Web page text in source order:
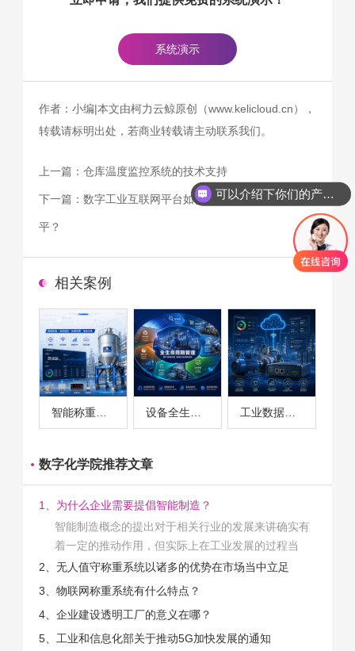
系统演示
作者：小编|本文由柯力云鲸原创（www.kelicloud.cn），
转载请标明出处，若商业转载请主动联系我们。
上一篇： 仓库温度监控系统的技术支持
下一篇： 数字工业互联网平台如何提高生产的自动化水
平？
相关案例
智能称重系统案例 设备全生命周期管理案例 工业数据采集与设备监控案例
数字化学院推荐文章
1、为什么企业需要提倡智能制造？
智能制造概念的提出对于相关行业的发展来讲确实有
着一定的推动作用，但实际上在工业发展的过程当
中，能够推动相关产业发展的具体结束是非常的多
的。那么为什么企业一定需要...
2、无人值守称重系统以诸多的优势在市场当中立足
3、物联网称重系统有什么特点？
4、企业建设透明工厂的意义在哪？
5、工业和信息化部关于推动5G加快发展的通知
你们是怎么收费的呢